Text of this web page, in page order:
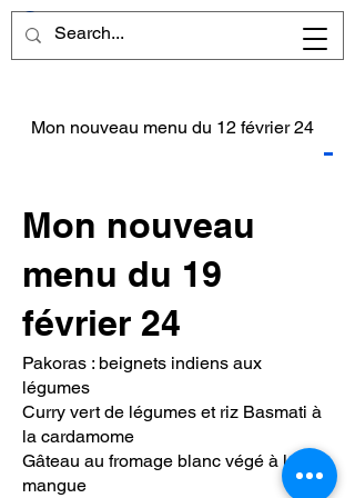
Mon nouveau menu du 12 février 24
Mon nouveau
menu du 19
février 24
Pakoras : beignets indiens aux
légumes
Curry vert de légumes et riz Basmati à
la cardamome
Gâteau au fromage blanc végé à la
mangue